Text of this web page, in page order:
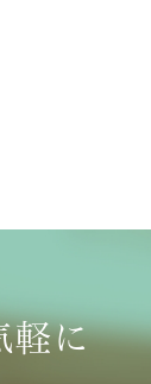
軽に